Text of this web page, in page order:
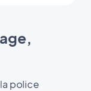
police